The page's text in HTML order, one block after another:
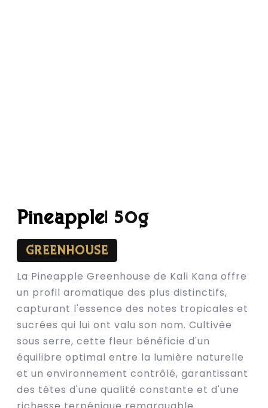
Pineapple| 50g
GREENHOUSE
La Pineapple Greenhouse de Kali Kana offre
un profil aromatique des plus distinctifs,
capturant l'essence des notes tropicales et
sucrées qui lui ont valu son nom. Cultivée
sous serre, cette fleur bénéficie d'un
équilibre optimal entre la lumière naturelle
et un environnement contrôlé, garantissant
des têtes d'une qualité constante et d'une